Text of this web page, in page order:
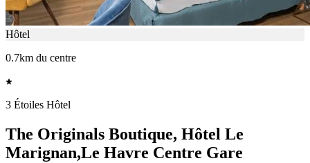
Hôtel
0.7km du centre
3 Étoiles Hôtel
The Originals Boutique, Hôtel Le
Marignan,Le Havre Centre Gare